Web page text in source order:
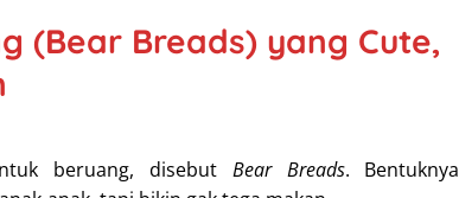
(Bear Breads) yang Cute,
beruang, disebut Bear Breads. Bentuknya